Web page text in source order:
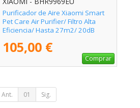
Purificador de Aire Xiaomi Smart
Pet Care Air Purifier/ Filtro Alta
Eficiencia/ Hasta 27m2/ 20dB
105,00 €
Comprar
Ant. 01 Sig.